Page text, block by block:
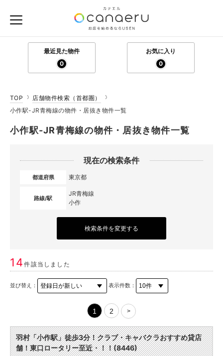
最近見た物件
0
お気に入り
0
TOP
店舗物件検索（首都圏）
小作駅-JR青梅線の物件・居抜き物件一覧
小作駅-JR青梅線の物件・居抜き物件一覧
現在の検索条件
都道府県 東京都
路線/駅
JR青梅線
小作
検索条件を変更する
14件該当しました
並び替え： 表示件数：
1 2 >
羽村「小作駅」徒歩3分！クラブ・キャバクラおすすめ貸店
舗！東口ロータリー至近・！！(8446)